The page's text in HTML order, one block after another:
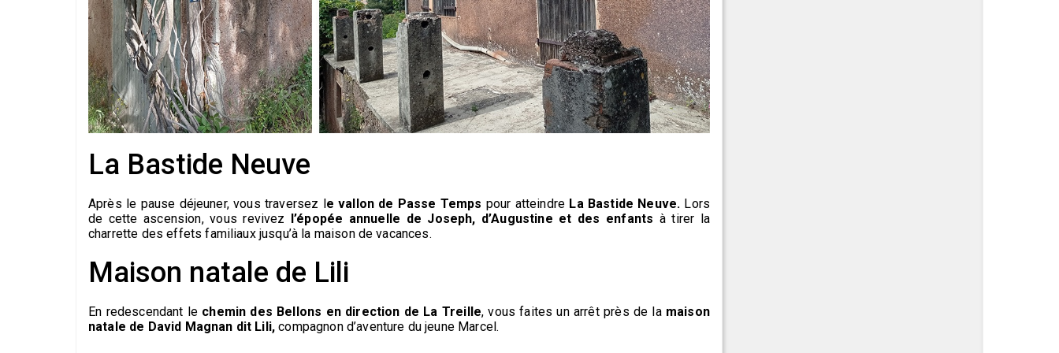
La Bastide Neuve
Après le pause déjeuner, vous traversez l e vallon de Passe Temps pour atteindre La Bastide Neuve. Lors
de cette ascension, vous revivez
l’épopée annuelle de Joseph, d’Augustine et des enfants à tirer la
charrette des effets familiaux jusqu’à la maison de vacances.
Maison natale de Lili
En redescendant le chemin des Bellons en direction de La Treille, vous faites un arrêt près de la maison
natale de David Magnan dit Lili, compagnon d’aventure du jeune Marcel.